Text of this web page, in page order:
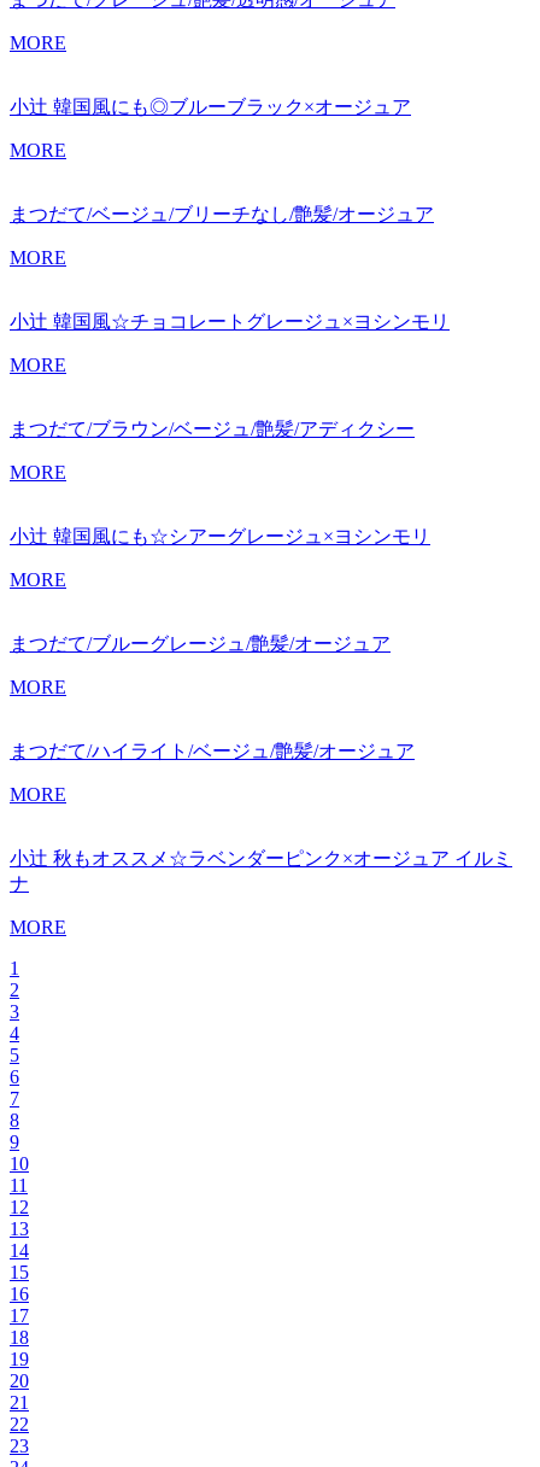
MORE
小辻 韓国風にも◎ブルーブラック×オージュア
MORE
まつだて/ベージュ/ブリーチなし/艶髪/オージュア
MORE
小辻 韓国風☆チョコレートグレージュ×ヨシンモリ
MORE
まつだて/ブラウン/ベージュ/艶髪/アディクシー
MORE
小辻 韓国風にも☆シアーグレージュ×ヨシンモリ
MORE
まつだて/ブルーグレージュ/艶髪/オージュア
MORE
まつだて/ハイライト/ベージュ/艶髪/オージュア
MORE
小辻 秋もオススメ☆ラベンダーピンク×オージュア イルミ
ナ
MORE
1
2
3
4
5
6
7
8
9
10
11
12
13
14
15
16
17
18
19
20
21
22
23